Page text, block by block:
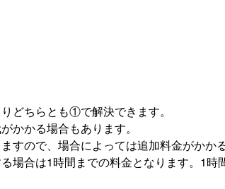
どちらとも①で解決できます。
かかる場合もあります。
すので、場合によっては追加料金がかか
場合は1時間までの料金となります。1時